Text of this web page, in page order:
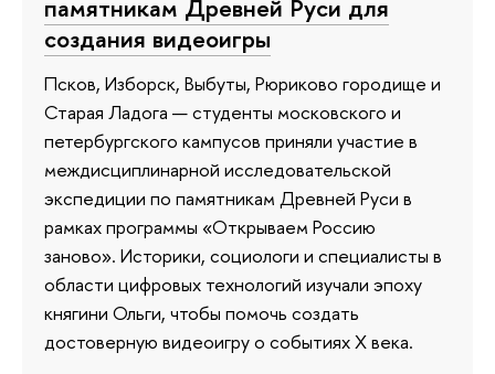
памятникам Древней Руси для
создания видеоигры
Псков, Изборск, Выбуты, Рюриково городище и
Старая Ладога — студенты московского и
петербургского кампусов приняли участие в
междисциплинарной исследовательской
экспедиции по памятникам Древней Руси в
рамках программы «Открываем Россию
заново». Историки, социологи и специалисты в
области цифровых технологий изучали эпоху
княгини Ольги, чтобы помочь создать
достоверную видеоигру о событиях X века.